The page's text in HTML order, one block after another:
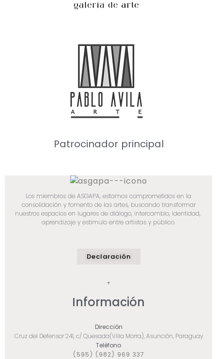
Patrocinador principal
Los miembros de ASGAPA, estamos comprometidos en la
consolidación y fomento de las artes, buscando transformar
nuestros espacios en lugares de diálogo, intercambio, identidad,
aprendizaje y estimulo entre artistas y público.
Declaración
+
Información
Dirección
Cruz del Defensor 241, c/ Quesada(Villa Morra), Asunción, Paraguay
Teléfono
(595) (982) 969 337